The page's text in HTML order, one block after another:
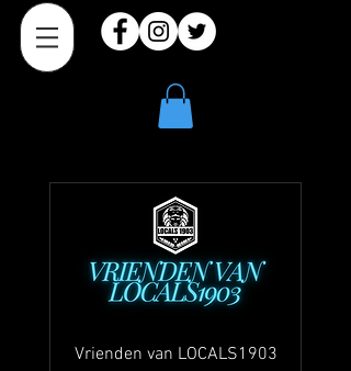
Vrienden van LOCALS1903